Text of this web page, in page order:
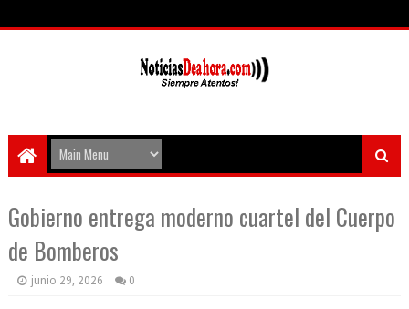
Gobierno entrega moderno cuartel del Cuerpo
de Bomberos
junio 29, 2026 0